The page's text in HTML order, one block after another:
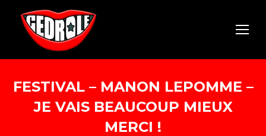
FESTIVAL – MANON LEPOMME –
JE VAIS BEAUCOUP MIEUX
MERCI !